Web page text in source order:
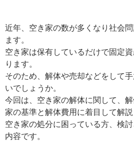
近年、空き家の数が多くなり社会
ます。
空き家は保有しているだけで固定
ります。
そのため、解体や売却などをして
いでしょうか。
今回は、空き家の解体に関して、
家の基準と解体費用に着目して解説
空き家の処分に困っている方、検
内容です。